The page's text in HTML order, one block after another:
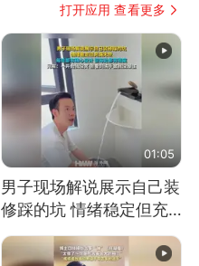
打开应用 查看更多
01:05
男子现场解说展示自己装
修踩的坑 情绪稳定但充
满无奈 每处都有精心设
计 但每处都有瑕疵 网